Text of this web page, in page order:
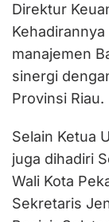
Direktur
manajemen
sinergi
Provinsi Riau.
Selain Ketua
juga dihadiri
Wali Kota
Sekretaris